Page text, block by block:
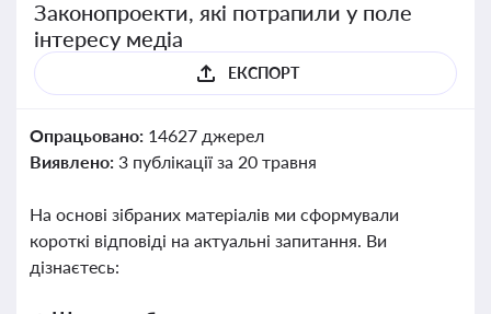
Законопроекти, які потрапили у поле
інтересу медіа
ЕКСПОРТ
Опрацьовано: 14627 джерел
Виявлено: 3 публікації за 20 травня
На основі зібраних матеріалів ми сформували
короткі відповіді на актуальні запитання. Ви
дізнаєтесь: